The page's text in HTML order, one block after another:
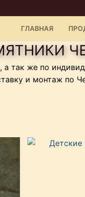
ГЛАВНАЯ
а так же по
и монтаж по